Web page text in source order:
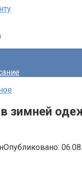
зимней
Опубликовано: